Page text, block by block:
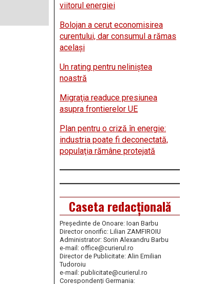
viitorul energiei
Bolojan a cerut economisirea
curentului, dar consumul a rămas
acelaşi
Un rating pentru neliniştea
noastră
Migraţia readuce presiunea
asupra frontierelor UE
Plan pentru o criză în energie:
industria poate fi deconectată,
populaţia rămâne protejată
Caseta redacțională
Președinte de Onoare: Ioan Barbu
Director onorific: Lilian ZAMFIROIU
Administrator: Sorin Alexandru Barbu
e-mail: office@curierul.ro
Director de Publicitate: Alin Emilian
Tudoroiu
e-mail: publicitate@curierul.ro
Corespondenți Germania: